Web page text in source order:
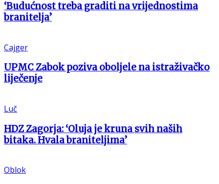
‘Budućnost treba graditi na vrijednostima
branitelja’
Cajger
UPMC Zabok poziva oboljele na istraživačko
liječenje
Luč
HDZ Zagorja: ‘Oluja je kruna svih naših
bitaka. Hvala braniteljima’
Oblok